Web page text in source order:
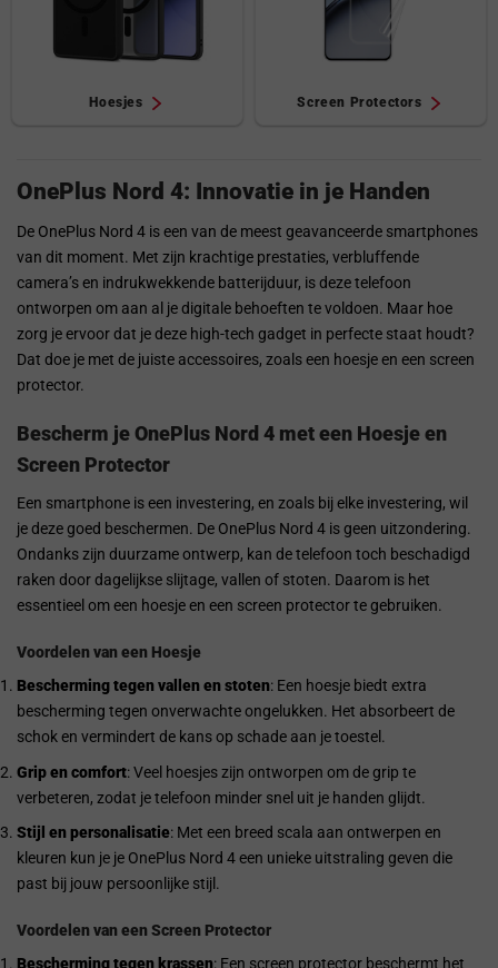
Hoesjes Screen Protectors
OnePlus Nord 4: Innovatie in je Handen
De OnePlus Nord 4 is een van de meest geavanceerde smartphones
van dit moment. Met zijn krachtige prestaties, verbluffende
camera’s en indrukwekkende batterijduur, is deze telefoon
ontworpen om aan al je digitale behoeften te voldoen. Maar hoe
zorg je ervoor dat je deze high-tech gadget in perfecte staat houdt?
Dat doe je met de juiste accessoires, zoals een hoesje en een screen
protector.
Bescherm je OnePlus Nord 4 met een Hoesje en
Screen Protector
Een smartphone is een investering, en zoals bij elke investering, wil
je deze goed beschermen. De OnePlus Nord 4 is geen uitzondering.
Ondanks zijn duurzame ontwerp, kan de telefoon toch beschadigd
raken door dagelijkse slijtage, vallen of stoten. Daarom is het
essentieel om een hoesje en een screen protector te gebruiken.
Voordelen van een Hoesje
Bescherming tegen vallen en stoten: Een hoesje biedt extra
bescherming tegen onverwachte ongelukken. Het absorbeert de
schok en vermindert de kans op schade aan je toestel.
Grip en comfort: Veel hoesjes zijn ontworpen om de grip te
verbeteren, zodat je telefoon minder snel uit je handen glijdt.
Stijl en personalisatie: Met een breed scala aan ontwerpen en
kleuren kun je je OnePlus Nord 4 een unieke uitstraling geven die
past bij jouw persoonlijke stijl.
Voordelen van een Screen Protector